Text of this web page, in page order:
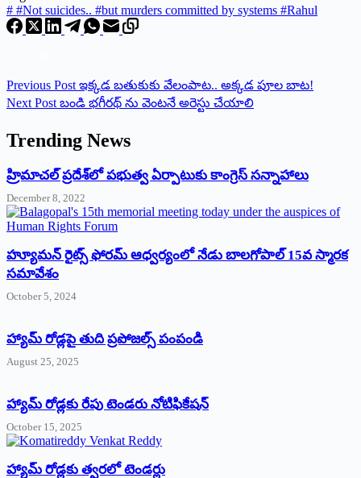
# #Not suicides.. #but murders committed by systems #Rahul
Previous Post ఇక్కడ బతుకుకు వేలంపాట.. అక్కడ పూల బాట!
Next Post బండి భగీరథ్ ను వెంటనే అరెస్టు చేయాలి
Trending News
‌హ్రిమాచల్‌ ‌ప్రదేశ్‌లో పభుత్వ ఏర్పాటుకు కాంగ్రెస్‌ ‌సన్నాహాలు
December 8, 2022
హ్యూమన్‌ రైట్స్‌ ఫోరమ్‌ ఆధ్వర్యంలో నేడు బాలగోపాల్‌ 15వ స్మారక
సమావేశం
October 5, 2024
హ్యామ్‌ రోడ్లపై తుది ప్రపోజల్స్‌ పంపండి
August 25, 2025
హ్యామ్‌ రోడ్లకు రేపు టెండరు నోటిఫికేషన్‌
October 15, 2025
హ్యామ్‌ రోడ్లకు త్వరలో టెండర్లు